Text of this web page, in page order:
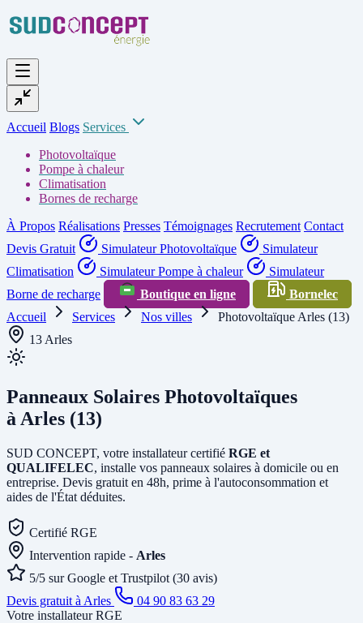
Accueil Blogs Services
Photovoltaïque
Pompe à chaleur
Climatisation
Bornes de recharge
À Propos Réalisations Presses Témoignages Recrutement Contact
Devis Gratuit
Simulateur Photovoltaïque
Simulateur
Climatisation
Simulateur Pompe à chaleur
Simulateur
Borne de recharge
Boutique en ligne
Bornelec
Accueil
Services Nos villes
Photovoltaïque Arles (13)
13 Arles
Panneaux Solaires Photovoltaïques
à Arles (13)
SUD CONCEPT, votre installateur certifié RGE et
QUALIFELEC, installe vos panneaux solaires à domicile ou en
entreprise. Devis gratuit en 48h, prime à l'autoconsommation et
aides de l'État déduites.
Certifié RGE
Intervention rapide - Arles
5/5 sur Google et Trustpilot (30 avis)
Devis gratuit à Arles
04 90 83 63 29
Votre installateur RGE